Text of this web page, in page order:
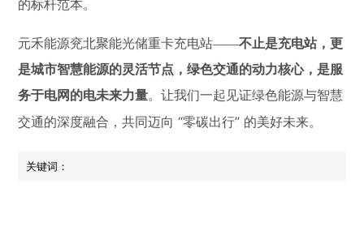
的标杆范本。
元禾能源兖北聚能光储重卡充电站——不止是充电站，更
是城市智慧能源的灵活节点，绿色交通的动力核心，是服
务于电网的电未来力量。让我们一起见证绿色能源与智慧
交通的深度融合，共同迈向 “零碳出行” 的美好未来。
关键词：